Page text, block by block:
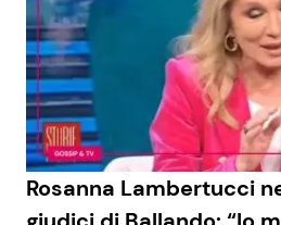
Rosanna Lambertucci